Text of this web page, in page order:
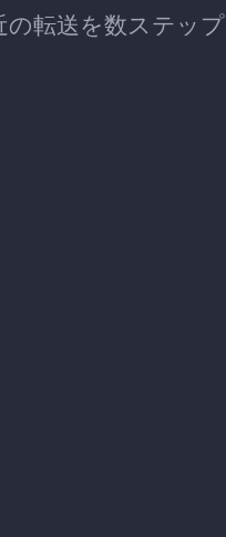
転送を数ステップ